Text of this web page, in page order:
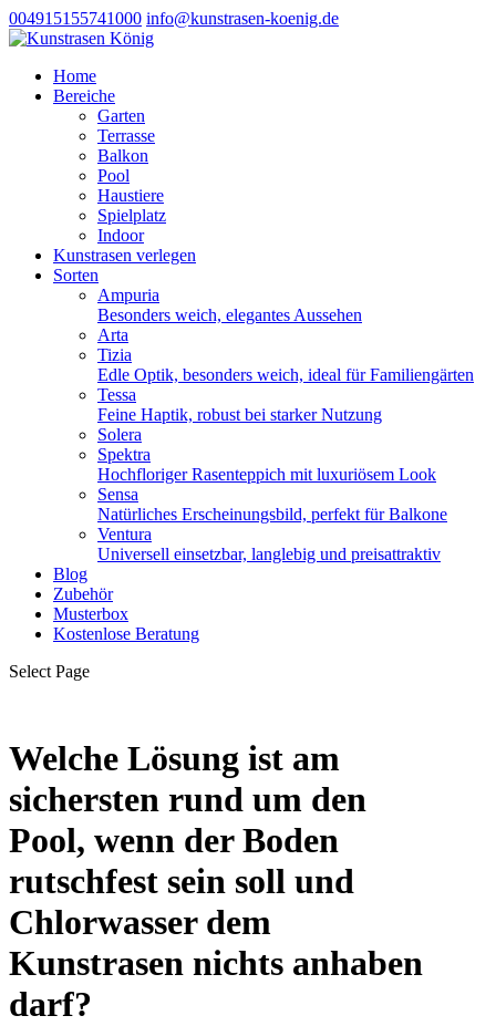
004915155741000 info@kunstrasen-koenig.de
Home
Bereiche
Garten
Terrasse
Balkon
Pool
Haustiere
Spielplatz
Indoor
Kunstrasen verlegen
Sorten
Ampuria
Besonders weich, elegantes Aussehen
Arta
Tizia
Edle Optik, besonders weich, ideal für Familiengärten
Tessa
Feine Haptik, robust bei starker Nutzung
Solera
Spektra
Hochfloriger Rasenteppich mit luxuriösem Look
Sensa
Natürliches Erscheinungsbild, perfekt für Balkone
Ventura
Universell einsetzbar, langlebig und preisattraktiv
Blog
Zubehör
Musterbox
Kostenlose Beratung
Select Page
Welche Lösung ist am
sichersten rund um den
Pool, wenn der Boden
rutschfest sein soll und
Chlorwasser dem
Kunstrasen nichts anhaben
darf?